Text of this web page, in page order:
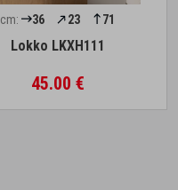
cm: 36 23 71
Lokko LKXH111
45.00 €